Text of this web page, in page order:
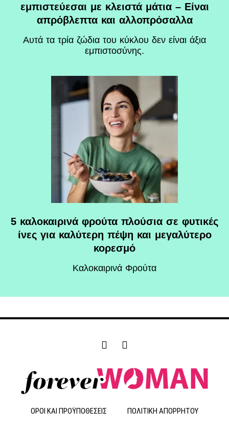
εμπιστεύεσαι με κλειστά μάτια – Είναι
απρόβλεπτα και αλλοπρόσαλλα
Αυτά τα τρία ζώδια του κύκλου δεν είναι άξια
εμπιστοσύνης.
5 καλοκαιρινά φρούτα πλούσια σε φυτικές
ίνες για καλύτερη πέψη και μεγαλύτερο
κορεσμό
Καλοκαιρινά Φρούτα
F
e
b
o
k
I
t
a
r
a
ΟΡΟΙ ΚΑΙ ΠΡΟΫΠΟΘΕΣΕΙΣ ΠΟΛΙΤΙΚΗ ΑΠΟΡΡΗΤΟΥ